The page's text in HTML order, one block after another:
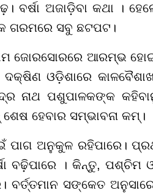
ଅଜାଡ଼ିବା କଥା ।
ଗରମରେ ସବୁ ଛଟପଟ।
ଜୋରସୋରରେ ଆରମ୍ଭ
ଓଡ଼ିଶାରେ
ନାଥ ପଶୁପାଳକଙ୍କ
ହେବାର ସମ୍ଭାବନା କମ୍।
ପାଗ ଅନୁକୁଳ ରହିପାରେ।
ବଢ଼ିପାରେ । କିନ୍ତୁ, ପଶ୍ଚିମ
ବର୍ତ୍ତମାନ ସଙ୍କେତ